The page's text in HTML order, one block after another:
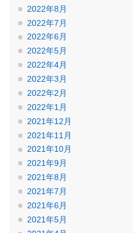
2022年8月
2022年7月
2022年6月
2022年5月
2022年4月
2022年3月
2022年2月
2022年1月
2021年12月
2021年11月
2021年10月
2021年9月
2021年8月
2021年7月
2021年6月
2021年5月